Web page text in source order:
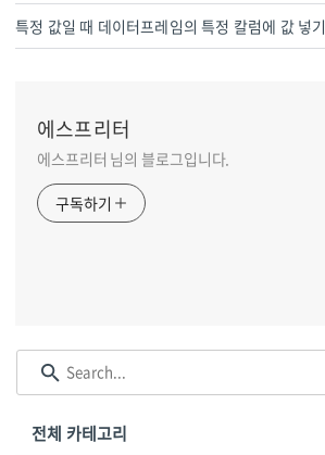
특정 값일 때 데이터프레임의 특정 칼럼에 값 넣기
에스프리터
에스프리터 님의 블로그입니다.
구독하기
전체 카테고리